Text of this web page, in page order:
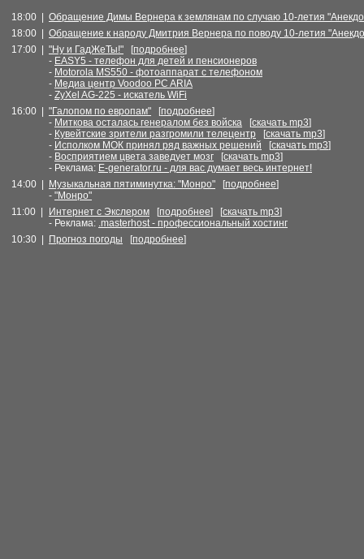
18:00 |
Обращение Димы Вернера к землянам по случаю 10-летия
18:00 |
Обращение к народу Дмитрия Вернера по поводу 10-летия
17:00 |
"Ну и ГадЖеТы!" [подробнее]
- EASY5 - телефон для детей и пенсионеров
- Motorola MS550 - фотоаппарат с телефоном
- Медиа центр Voodoo PC ARIA
- ZyXel AG-225 - искатель WiFi
16:00 |
"Галопом по европам" [подробнее]
- Миткова осталась генералом без войска [скачать mp3]
- Кувейтские зрители разгромили телецентр [скачать mp3]
- Исполком МОК принял ряд важных решений [скачать mp3]
- Восприятием цвета заведует мозг [скачать mp3]
- Реклама: E-generator.ru - для вас думает весь интернет!
14:00 |
Музыкальная пятиминутка: "Монро" [подробнее]
- "Монро"
11:00 |
Интернет с Экслером [подробнее] [скачать mp3]
- Реклама: .masterhost - профессиональный хостинг
10:30 |
Прогноз погоды [подробнее]